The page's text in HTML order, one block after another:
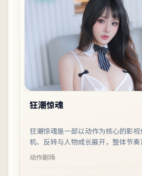
狂潮惊魂
狂潮惊魂是一部以动作为核心的影
机、反转与人物成长展开，整体节奏
观看。
动作剧场